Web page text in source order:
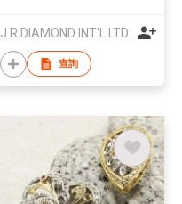
J R DIAMOND INT'L LTD
查詢